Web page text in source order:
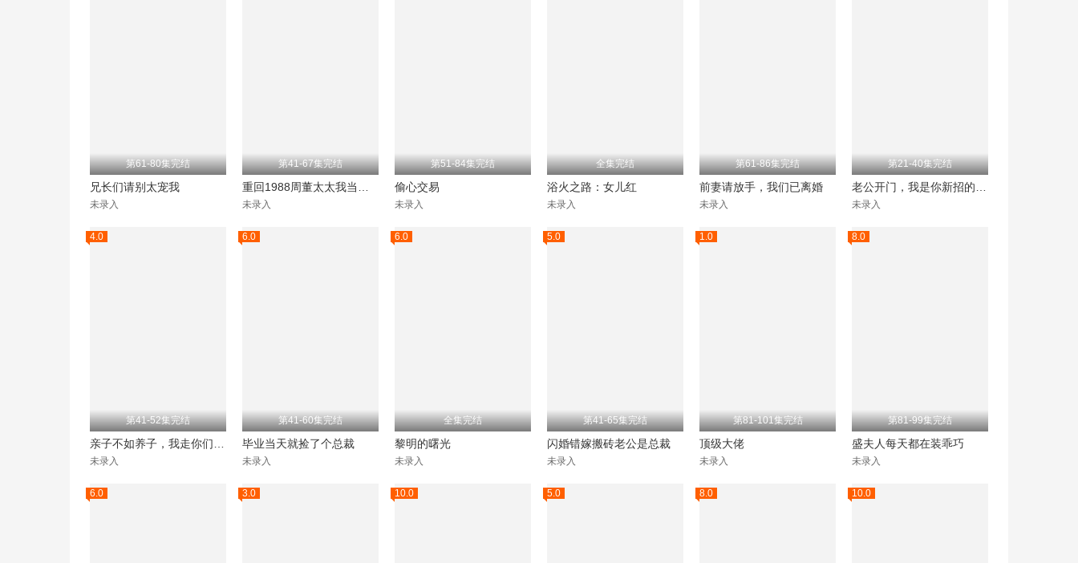
第61-80集完结
兄长们请别太宠我
未录入
第41-67集完结
未录入
第51-84集完结
偷心交易
未录入
全集完结
浴火之路：女儿红
未录入
第61-86集完结
前妻请放手，我们已离婚
未录入
第21-40集完结
未录入
4.0
第41-52集完结
未录入
6.0
第41-60集完结
毕业当天就捡了个总裁
未录入
6.0
全集完结
黎明的曙光
未录入
5.0
第41-65集完结
闪婚错嫁搬砖老公是总裁
未录入
1.0
第81-101集完结
顶级大佬
未录入
8.0
第81-99集完结
盛夫人每天都在装乖巧
未录入
6.0 3.0 10.0 5.0 8.0 10.0